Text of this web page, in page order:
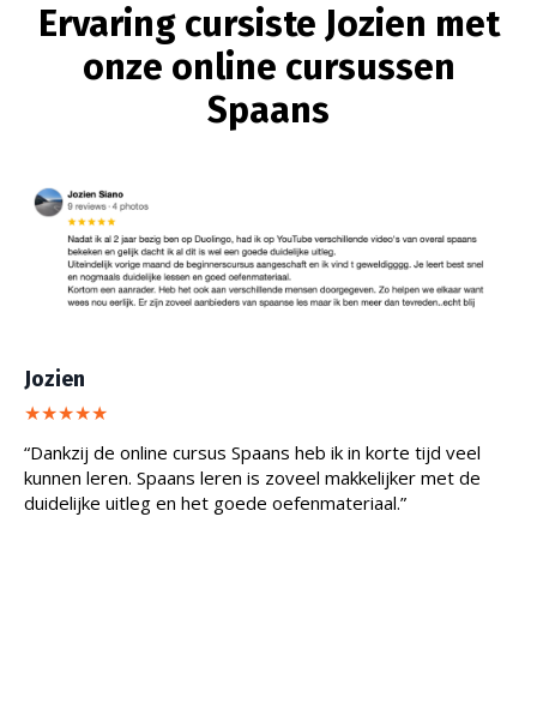
Ervaring cursiste Jozien met
onze online cursussen
Spaans
Jozien
★★★★★
“Dankzij de online cursus Spaans heb ik in korte tijd veel
kunnen leren. Spaans leren is zoveel makkelijker met de
duidelijke uitleg en het goede oefenmateriaal.”